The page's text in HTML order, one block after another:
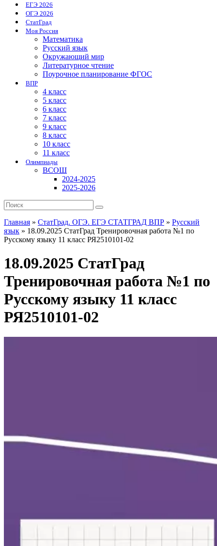
ЕГЭ 2026
ОГЭ 2026
СтатГрад
Моя Россия
Математика
Русский язык
Окружающий мир
Литературное чтение
Поурочное планирование ФГОС
ВПР
4 класс
5 класс
6 класс
7 класс
9 класс
8 класс
10 класс
11 класс
Олимпиады
ВСОШ
2024-2025
2025-2026
Главная » СтатГрад. ОГЭ. ЕГЭ СТАТГРАД ВПР » Русский
язык » 18.09.2025 СтатГрад Тренировочная работа №1 по
Русскому языку 11 класс РЯ2510101-02
18.09.2025 СтатГрад
Тренировочная работа №1 по
Русскому языку 11 класс
РЯ2510101-02